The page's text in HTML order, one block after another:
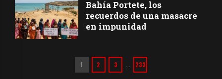
Bahía Portete, los
recuerdos de una masacre
en impunidad
1 2 3 233